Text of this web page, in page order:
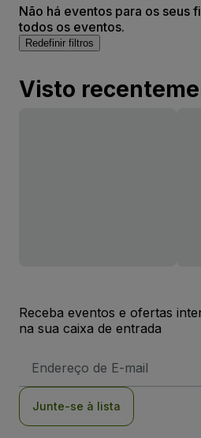
Não há eventos para os seus
todos os eventos.
Redefinir filtros
Visto
Receba eventos e ofertas
na sua caixa de entrada
de
Junte-se à lista